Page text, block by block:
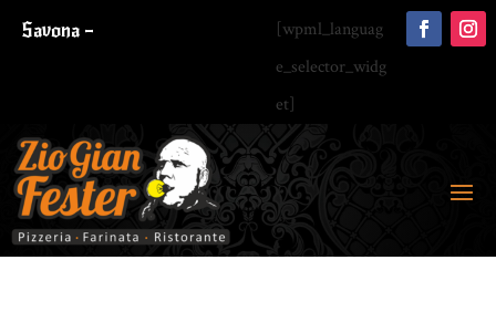
Savona –
[wpml_languag
e_selector_widg
et]